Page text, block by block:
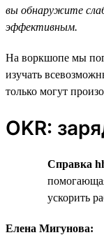
вы обнаружите
эффективным.
На воркшопе мы
изучать
только могут
OKR:
Справка
ускорить
Елена Мигунова: